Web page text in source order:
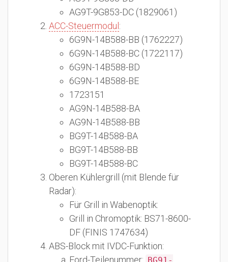
AG9T-9G853-DC (1829061)
ACC-Steuermodul :
6G9N-14B588-BB (1762227)
6G9N-14B588-BC (1722117)
6G9N-14B588-BD
6G9N-14B588-BE
1723151
AG9N-14B588-BA
AG9N-14B588-BB
BG9T-14B588-BA
BG9T-14B588-BB
BG9T-14B588-BC
Oberen Kühlergrill (mit Blende für
Radar):
Für Grill in Wabenoptik:
Grill in Chromoptik: BS71-8600-
DF (FINIS 1747634)
ABS-Block mit IVDC-Funktion: